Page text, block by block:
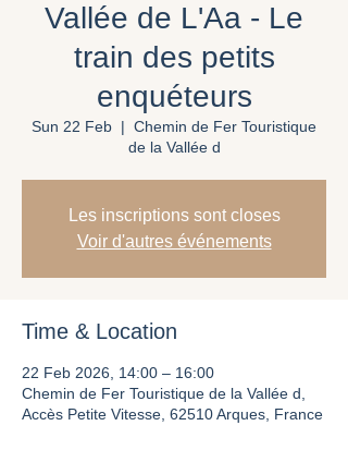
Vallée de L'Aa - Le
train des petits
enquéteurs
Sun 22 Feb
  |
Chemin de Fer Touristique
de la Vallée d
Les inscriptions sont closes
Voir d'autres événements
Time & Location
22 Feb 2026, 14:00 – 16:00
Chemin de Fer Touristique de la Vallée d,
Accès Petite Vitesse, 62510 Arques, France